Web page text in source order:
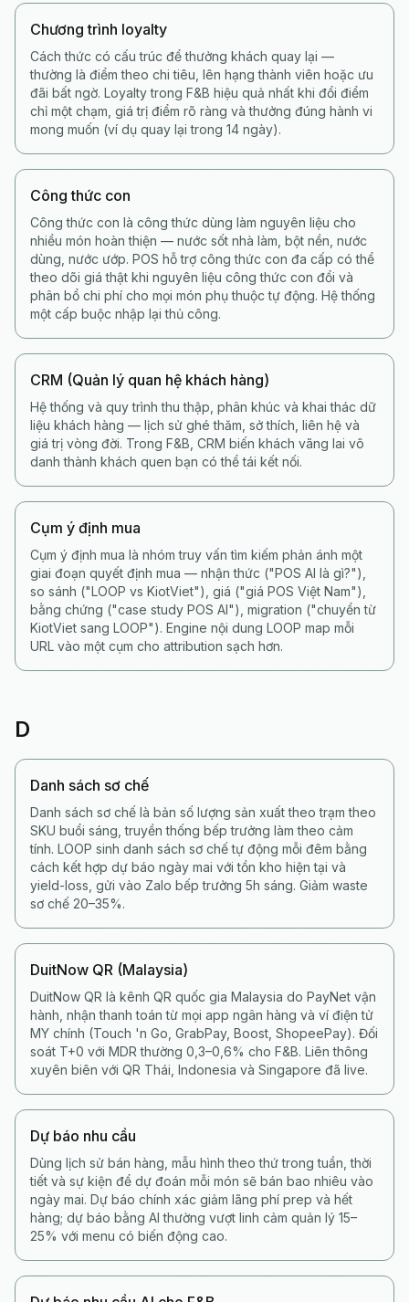
Chương trình loyalty
Cách thức có cấu trúc để thưởng khách quay lại —
thường là điểm theo chi tiêu, lên hạng thành viên hoặc ưu
đãi bất ngờ. Loyalty trong F&B hiệu quả nhất khi đổi điểm
chỉ một chạm, giá trị điểm rõ ràng và thưởng đúng hành vi
mong muốn (ví dụ quay lại trong 14 ngày).
Công thức con
Công thức con là công thức dùng làm nguyên liệu cho
nhiều món hoàn thiện — nước sốt nhà làm, bột nền, nước
dùng, nước ướp. POS hỗ trợ công thức con đa cấp có thể
theo dõi giá thật khi nguyên liệu công thức con đổi và
phân bổ chi phí cho mọi món phụ thuộc tự động. Hệ thống
một cấp buộc nhập lại thủ công.
CRM (Quản lý quan hệ khách hàng)
Hệ thống và quy trình thu thập, phân khúc và khai thác dữ
liệu khách hàng — lịch sử ghé thăm, sở thích, liên hệ và
giá trị vòng đời. Trong F&B, CRM biến khách vãng lai vô
danh thành khách quen bạn có thể tái kết nối.
Cụm ý định mua
Cụm ý định mua là nhóm truy vấn tìm kiếm phản ánh một
giai đoạn quyết định mua — nhận thức ("POS AI là gì?"),
so sánh ("LOOP vs KiotViet"), giá ("giá POS Việt Nam"),
bằng chứng ("case study POS AI"), migration ("chuyển từ
KiotViet sang LOOP"). Engine nội dung LOOP map mỗi
URL vào một cụm cho attribution sạch hơn.
D
Danh sách sơ chế
Danh sách sơ chế là bản số lượng sản xuất theo trạm theo
SKU buổi sáng, truyền thống bếp trưởng làm theo cảm
tính. LOOP sinh danh sách sơ chế tự động mỗi đêm bằng
cách kết hợp dự báo ngày mai với tồn kho hiện tại và
yield-loss, gửi vào Zalo bếp trưởng 5h sáng. Giảm waste
sơ chế 20–35%.
DuitNow QR (Malaysia)
DuitNow QR là kênh QR quốc gia Malaysia do PayNet vận
hành, nhận thanh toán từ mọi app ngân hàng và ví điện tử
MY chính (Touch 'n Go, GrabPay, Boost, ShopeePay). Đối
soát T+0 với MDR thường 0,3–0,6% cho F&B. Liên thông
xuyên biên với QR Thái, Indonesia và Singapore đã live.
Dự báo nhu cầu
Dùng lịch sử bán hàng, mẫu hình theo thứ trong tuần, thời
tiết và sự kiện để dự đoán mỗi món sẽ bán bao nhiêu vào
ngày mai. Dự báo chính xác giảm lãng phí prep và hết
hàng; dự báo bằng AI thường vượt linh cảm quản lý 15–
25% với menu có biến động cao.